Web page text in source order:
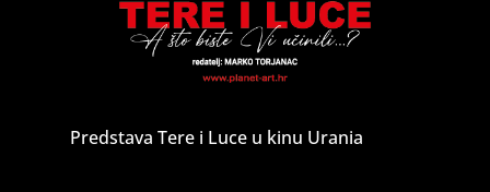
Predstava Tere i Luce u kinu Urania